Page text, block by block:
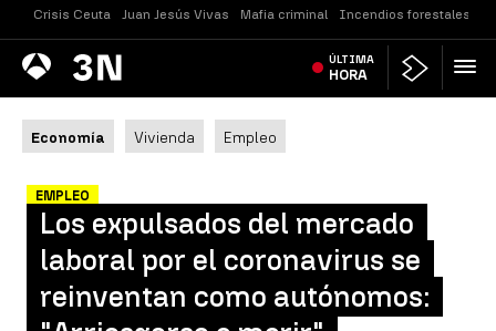
Crisis Ceuta Juan Jesús Vivas Mafia criminal Incendios forestales
Antena
3 Noticias ÚLTIMA
HORA
Economía Vivienda Empleo
EMPLEO
Los expulsados del mercado
laboral por el coronavirus se
reinventan como autónomos: